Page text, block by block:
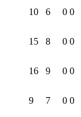
10 6 0 0
15 8 0 0
16 9 0 0
9 7 0 0